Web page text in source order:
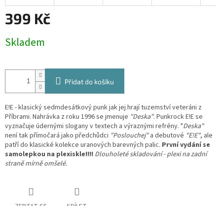
399 Kč
cena:
Skladem
Přidat do košíku
E!E - klasický sedmdesátkový punk jak jej hrají tuzemství veteráni z
Příbrami. Nahrávka z roku 1996 se jmenuje "Deska". Punkrock E!E se
vyznačuje údernými slogany v textech a výraznými refrény. "Deska"
není tak přímočará jako předchůdci "Poslouchej"a debutové "E!E", ale
patří do klasické kolekce uranových barevných palic. První vydání se
samolepkou na plexiskle!!!! Dlouholeté skladování - plexi na zadní
straně mírně omšelé.